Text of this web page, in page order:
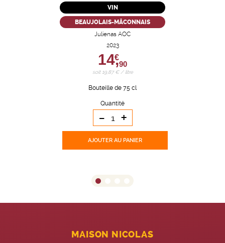
VIN
BEAUJOLAIS-MÂCONNAIS
Julienas AOC
2023
14,
€
90
soit 19,87 € / litre
Bouteille de 75 cl
Quantité
- +
AJOUTER AU PANIER
MAISON NICOLAS